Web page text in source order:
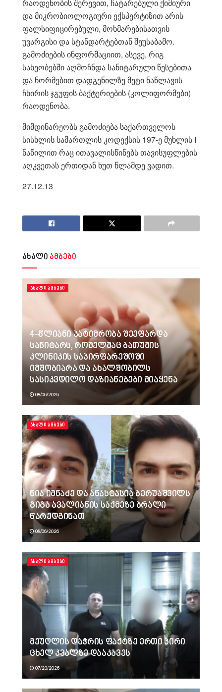
რაოდენობის შერევით, ჩატარებული ქიმიური
და მიკრობიოლოგიური ექსპერტიზით არის
ფალსიფიცირებული, მოხმარებისათვის
უვარგისი და სტანდარტებთან შეუსაბამო.
გამოძიების ინფორმაციით, ასევე, რიგ
სახეობებში აღმოჩნდა სანიტარული წესებითა
და ნორმებით დადგენილზე მეტი ნაწლავის
ჩხირის ჯგუფის ბაქტერიების (კოლიფორმები)
რაოდენობა.
მიმდინარეობს გამოძიება საქართველოს
სისხლის სამართლის კოდექსის 197-ე მუხლის I
ნაწილით რაც ითავალისწინებს თავისუფლების
აღკვეთას ერთიდან ხუთ წლამდე ვადით.
27.12.13
ახალი ამბები
ᲐᲮᲐᲚᲘ ᲐᲛᲑᲔᲑᲘ
4-წლიანი პატიმრობა შეეფარდა
სანიტარს, რომელმაც ბათუმის
კლინიკის საპირფარეშოში
იმშობიარა და ახალშობილს
სასიკვდილო დაზიანებები მიაყენა
08/06/2026
ᲐᲮᲐᲚᲘ ᲐᲛᲑᲔᲑᲘ
ნია იმნაძე და ანასტასია ბერუაშვილს
გიგა ავალიანის საქმეზე ბრალი
წარედგინათ
08/06/2026
ᲐᲮᲐᲚᲘ ᲐᲛᲑᲔᲑᲘ
მეუღლის დაჭრის ფაქტზე ერთი პირი
ცხელ კვალზე დააკავეს
07/23/2026